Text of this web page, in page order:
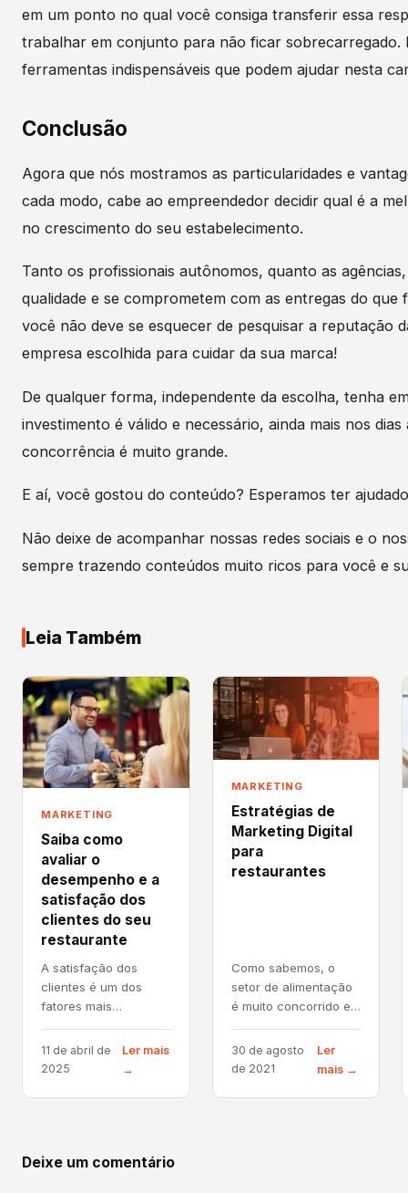
em um ponto no qual você consiga transferir essa
trabalhar em conjunto para não ficar sobrecarregado.
ferramentas indispensáveis que podem ajudar nesta
Conclusão
Agora que nós mostramos as particularidades e
cada modo, cabe ao empreendedor decidir qual é a
no crescimento do seu estabelecimento.
Tanto os profissionais autônomos, quanto as
qualidade e se comprometem com as entregas do que
você não deve se esquecer de pesquisar a reputação
empresa escolhida para cuidar da sua marca!
De qualquer forma, independente da escolha, tenha
investimento é válido e necessário, ainda mais nos
concorrência é muito grande.
E aí, você gostou do conteúdo? Esperamos ter
Não deixe de acompanhar nossas redes sociais e o
sempre trazendo conteúdos muito ricos para você e
Leia Também
MARKETING
Saiba como
avaliar o
desempenho e a
satisfação dos
clientes do seu
restaurante
A satisfação dos
clientes é um dos
fatores mais
sucesso de qualquer
restaurante. Clientes
voltar e a
11 de abril de
2025
Ler mais
→
MARKETING
Estratégias de
Marketing Digital
para
restaurantes
Como sabemos, o
setor de alimentação
é muito concorrido e
dificuldades dos
empreendedores é
Mas, fique...
30 de agosto
de 2021
Ler
mais →
Deixe um comentário